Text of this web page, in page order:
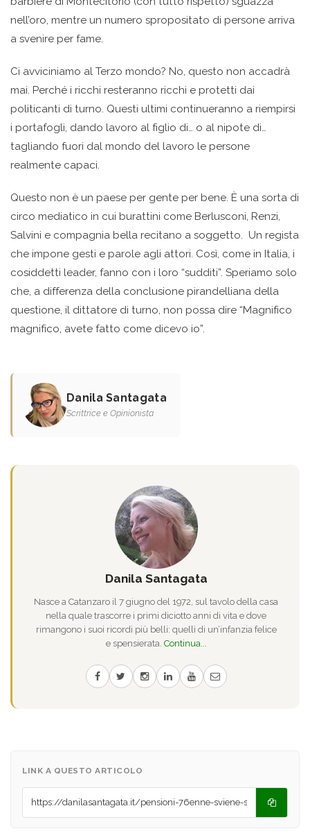
nell’oro, mentre un numero spropositato di persone arriva
a svenire per fame.
Ci avviciniamo al Terzo mondo? No, questo non accadrà
mai. Perché i ricchi resteranno ricchi e protetti dai
politicanti di turno. Questi ultimi continueranno a riempirsi
i portafogli, dando lavoro al figlio di… o al nipote di…
tagliando fuori dal mondo del lavoro le persone
realmente capaci.
Questo non è un paese per gente per bene. È una sorta di
circo mediatico in cui burattini come Berlusconi, Renzi,
Salvini e compagnia bella recitano a soggetto. Un regista
che impone gesti e parole agli attori. Così, come in Italia, i
cosiddetti leader, fanno con i loro “sudditi”. Speriamo solo
che, a differenza della conclusione pirandelliana della
questione, il dittatore di turno, non possa dire “Magnifico
magnifico, avete fatto come dicevo io”.
Danila Santagata
Scrittrice e Opinionista
Danila Santagata
Nasce a Catanzaro il 7 giugno del 1972, sul tavolo della casa
nella quale trascorre i primi diciotto anni di vita e dove
rimangono i suoi ricordi più belli: quelli di un’infanzia felice
e spensierata. Continua...
LINK A QUESTO ARTICOLO